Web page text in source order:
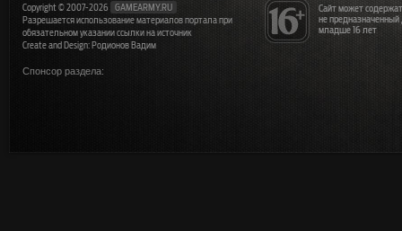
Сайт может
не
младше 16 лет
Copyright © 2007-2026
GAMEARMY.RU
Разрешается использование материалов портала при
обязательном указании ссылки на источник
Create and Design: Родионов Вадим
Спонсор раздела: